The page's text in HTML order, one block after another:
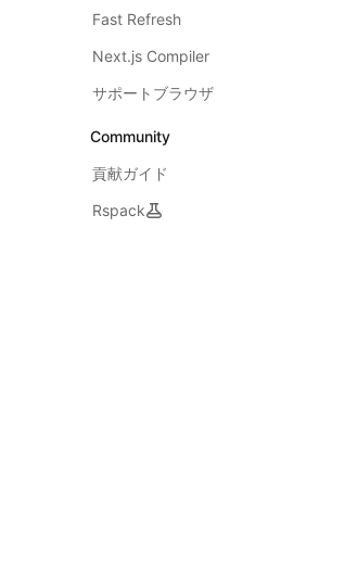
Fast Refresh
Next.js Compiler
サポートブラウザ
Community
貢献ガイド
Rspack